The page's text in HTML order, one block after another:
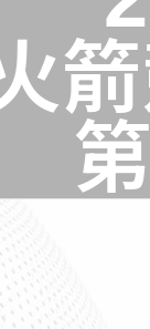
箭
第